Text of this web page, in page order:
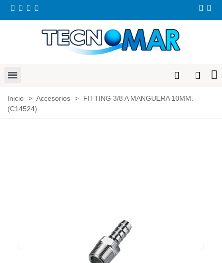
Inicio > Accesorios >
FITTING 3/8 A MANGUERA 10MM.
(C14524)